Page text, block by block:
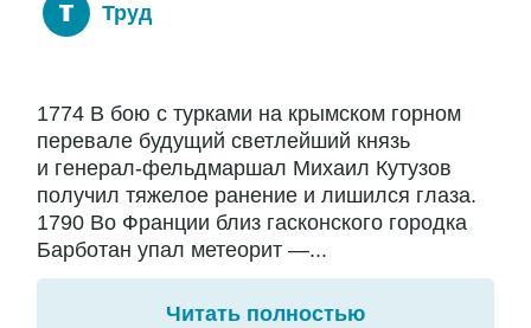
Труд
1774 В бою с турками на крымском горном
перевале будущий светлейший князь
и генерал-фельдмаршал Михаил Кутузов
получил тяжелое ранение и лишился глаза.
1790 Во Франции близ гасконского городка
Барботан упал метеорит —...
Читать полностью